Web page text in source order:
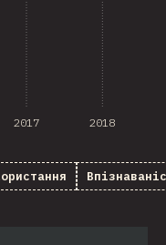
2017 2018